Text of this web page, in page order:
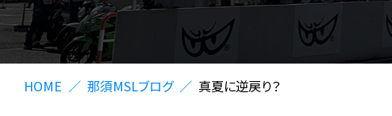
HOME 那須MSLブログ 真夏に逆戻り？